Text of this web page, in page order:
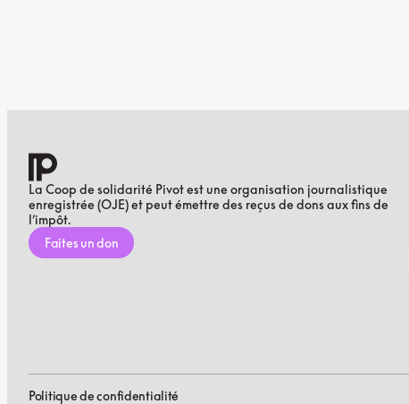
La Coop de solidarité Pivot est une organisation journalistique
enregistrée (OJE) et peut émettre des reçus de dons aux fins de
l’impôt.
Faites un don
Politique de confidentialité